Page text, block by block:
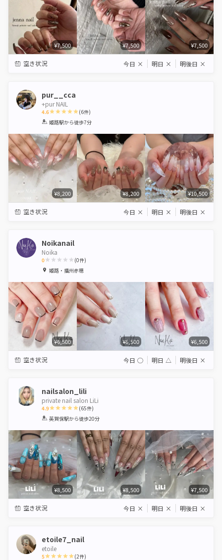
¥7,500 ¥7,500 ¥7,500
空き状況 今日 × 明日 × 明後日 ×
pur__cca
+pur NAIL
4.6
1 2 3 4 5
(6件)
姫路駅から徒歩7分
¥8,200 ¥8,200 ¥10,500
空き状況 今日 × 明日 × 明後日 ×
Noikanail
Noika
0
1 2 3 4 5
(0件)
姫路・播州赤穂
¥6,500 ¥6,500 ¥6,500
空き状況 今日 ◯ 明日 △ 明後日 ×
nailsalon_lili
private nail salon LiLi
4.9
1 2 3 4 5
(65件)
英賀保駅から徒歩20分
¥8,500 ¥8,500 ¥7,500
空き状況 今日 × 明日 × 明後日 ×
etoile7_nail
etoile
5 (2件)